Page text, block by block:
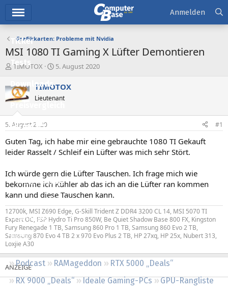
Ticker
Tests
Downloads
Preisvergleich
Forum
Aktuelles
Neue Beiträge
Neueste Aktivitäten
Leserartikel
Regeln
Podcast RAMageddon
RTX 5000 „Deals“
RX 9000 „Deals“
Ideale Gaming-PCs
GPU-Rangliste
Anmelden
Grafikkarten: Probleme mit Nvidia
MSI 1080 TI Gaming X Lüfter Demontieren
E
s
t
e
l
e
r
TIMOTOX
E
s
e
t
a
m
5. August 2020
TIMOTOX
Lieutenant
5. August 2020 #1
Guten Tag, ich habe mir eine gebrauchte 1080 TI Gekauft
leider Rasselt / Schleif ein Lüfter was mich sehr Stört.
Ich würde gern die Lüfter Tauschen. Ich frage mich wie
bekomme ich Kühler ab das ich an die Lüfter ran kommen
kann und diese Tauschen kann.
12700k, MSI Z690 Edge, G-Skill Trident Z DDR4 3200 CL 14, MSI 5070 TI
Expert OC, FSP Hydro Ti Pro 850W, Be Quiet Shadow Base 800 FX, Kingston
Fury Renegade 1 TB, Samsung 860 Pro 1 TB, Samsung 860 Evo 2 TB,
Samsung 870 Evo 4 TB 2 x 970 Evo Plus 2 TB, HP 27xq, HP 25x, Nubert 313,
Loxjie A30